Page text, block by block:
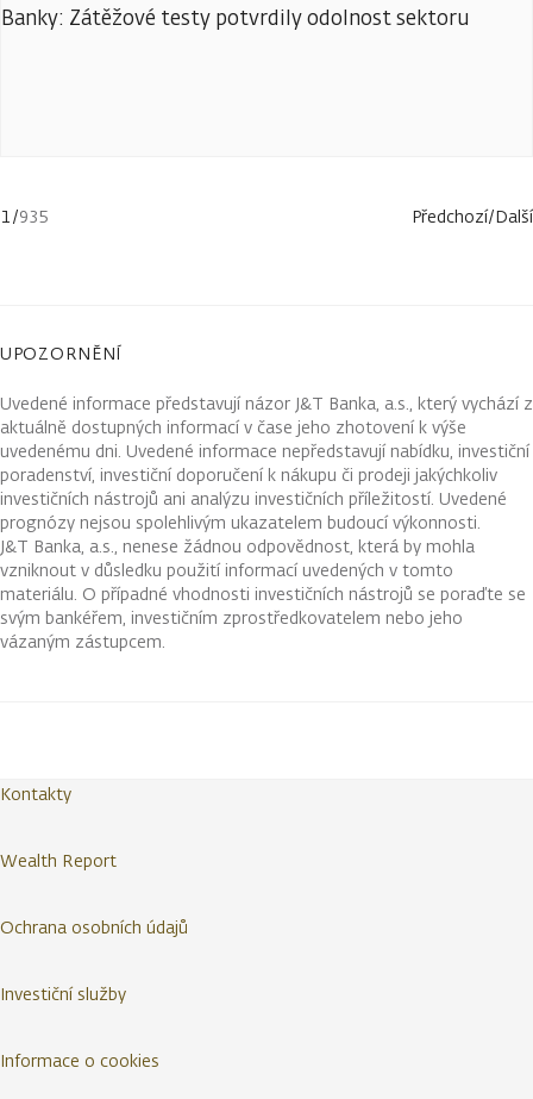
Banky: Zátěžové testy potvrdily odolnost sektoru
1/935 Předchozí/Další
UPOZORNĚNÍ
Uvedené informace představují názor J&T Banka, a.s., který vychází z
aktuálně dostupných informací v čase jeho zhotovení k výše
uvedenému dni. Uvedené informace nepředstavují nabídku, investiční
poradenství, investiční doporučení k nákupu či prodeji jakýchkoliv
investičních nástrojů ani analýzu investičních příležitostí. Uvedené
prognózy nejsou spolehlivým ukazatelem budoucí výkonnosti.
J&T Banka, a.s., nenese žádnou odpovědnost, která by mohla
vzniknout v důsledku použití informací uvedených v tomto
materiálu. O případné vhodnosti investičních nástrojů se poraďte se
svým bankéřem, investičním zprostředkovatelem nebo jeho
vázaným zástupcem.
Kontakty
Wealth Report
Ochrana osobních údajů
Investiční služby
Informace o cookies